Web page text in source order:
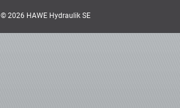
© 2026 HAWE Hydraulik SE